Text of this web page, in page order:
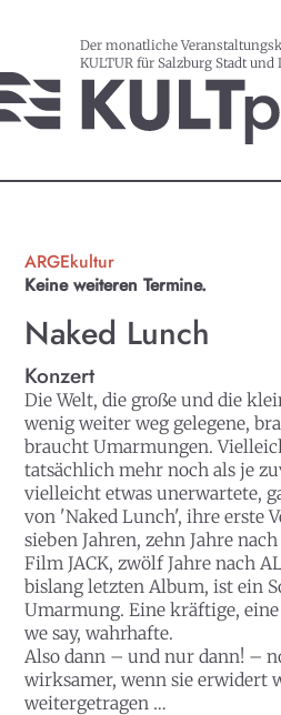
Der monatliche
KULTUR für Salzburg Stadt und
ARGEkultur
Keine weiteren Termine.
Naked Lunch
Konzert
Die Welt, die große und die
wenig weiter weg gelegene,
braucht Umarmungen.
tatsächlich mehr noch als je
vielleicht etwas unerwartete,
von 'Naked Lunch', ihre erste
sieben Jahren, zehn Jahre
Film JACK, zwölf Jahre nach
bislang letzten Album, ist ein
Umarmung. Eine kräftige,
we say, wahrhafte.
Also dann – und nur dann! –
wirksamer, wenn sie erwidert
weitergetragen …